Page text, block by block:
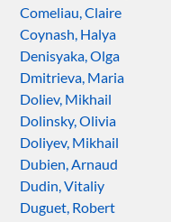
Comeliau, Claire
Coynash, Halya
Denisyaka, Olga
Dmitrieva, Maria
Doliev, Mikhail
Dolinsky, Olivia
Doliyev, Mikhail
Dubien, Arnaud
Dudin, Vitaliy
Duguet, Robert